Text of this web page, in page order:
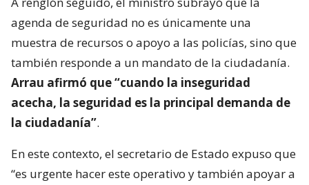
agenda de seguridad no es únicamente una
muestra de recursos o apoyo a las policías, sino que
también responde a un mandato de la ciudadanía.
Arrau afirmó que “cuando la inseguridad
acecha, la seguridad es la principal demanda de
la ciudadanía”.
En este contexto, el secretario de Estado expuso que
“es urgente hacer este operativo y también apoyar a